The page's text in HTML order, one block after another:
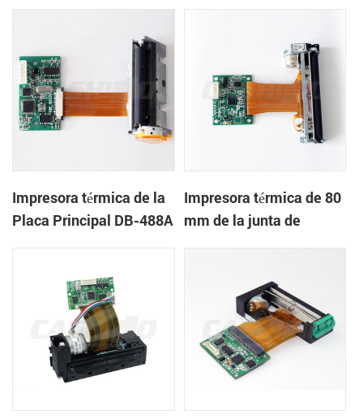
Impresora térmica de la
Placa Principal DB-488A
Impresora térmica de 80
mm de la junta de